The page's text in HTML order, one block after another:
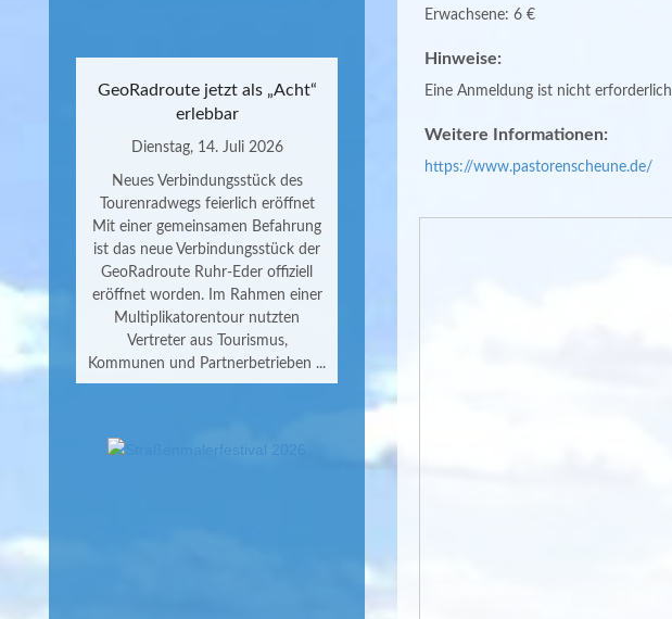
GeoRadroute jetzt als „Acht“
erlebbar
Dienstag, 14. Juli 2026
Neues Verbindungsstück des
Tourenradwegs feierlich eröffnet
Mit einer gemeinsamen Befahrung
ist das neue Verbindungsstück der
GeoRadroute Ruhr-Eder offiziell
eröffnet worden. Im Rahmen einer
Multiplikatorentour nutzten
Vertreter aus Tourismus,
Kommunen und Partnerbetrieben ...
Erwachsene: 6 €
Hinweise:
Eine Anmeldung ist nicht erforderlich
Weitere Informationen:
https://www.pastorenscheune.de/